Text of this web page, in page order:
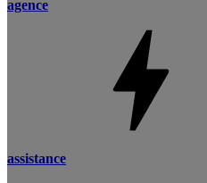
agence
assistance